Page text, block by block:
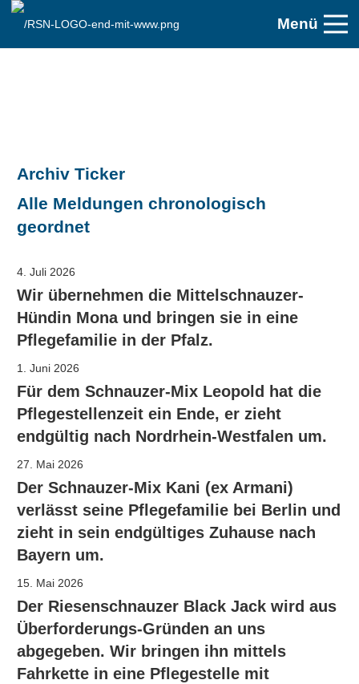
Menü
Archiv Ticker
Alle Meldungen chronologisch
geordnet
4. Juli 2026
Wir übernehmen die Mittelschnauzer-
Hündin Mona und bringen sie in eine
Pflegefamilie in der Pfalz.
1. Juni 2026
Für dem Schnauzer-Mix Leopold hat die
Pflegestellenzeit ein Ende, er zieht
endgültig nach Nordrhein-Westfalen um.
27. Mai 2026
Der Schnauzer-Mix Kani (ex Armani)
verlässt seine Pflegefamilie bei Berlin und
zieht in sein endgültiges Zuhause nach
Bayern um.
15. Mai 2026
Der Riesenschnauzer Black Jack wird aus
Überforderungs-Gründen an uns
abgegeben. Wir bringen ihn mittels
Fahrkette in eine Pflegestelle mit